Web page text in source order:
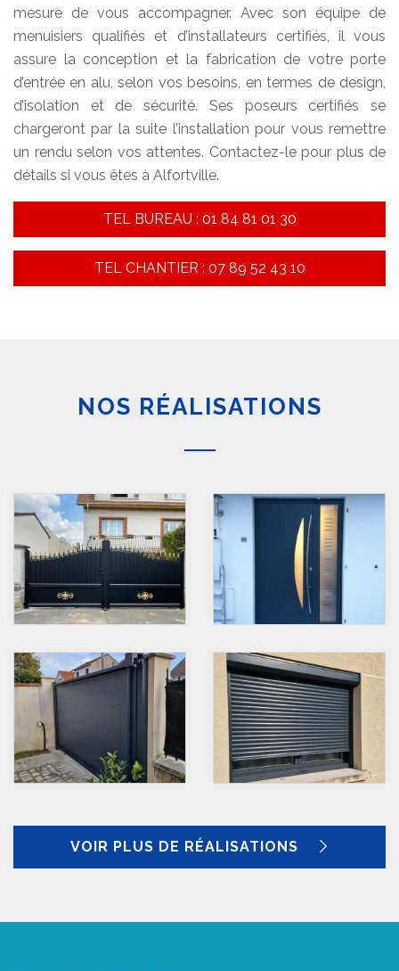
mesure de vous accompagner. Avec son équipe de
menuisiers qualifiés et d’installateurs certifiés, il vous
assure la conception et la fabrication de votre porte
d’entrée en alu, selon vos besoins, en termes de design,
d’isolation et de sécurité. Ses poseurs certifiés se
chargeront par la suite l’installation pour vous remettre
un rendu selon vos attentes. Contactez-le pour plus de
détails si vous êtes à Alfortville.
TEL BUREAU : 01 84 81 01 30
TEL CHANTIER : 07 89 52 43 10
NOS RÉALISATIONS
VOIR PLUS DE RÉALISATIONS